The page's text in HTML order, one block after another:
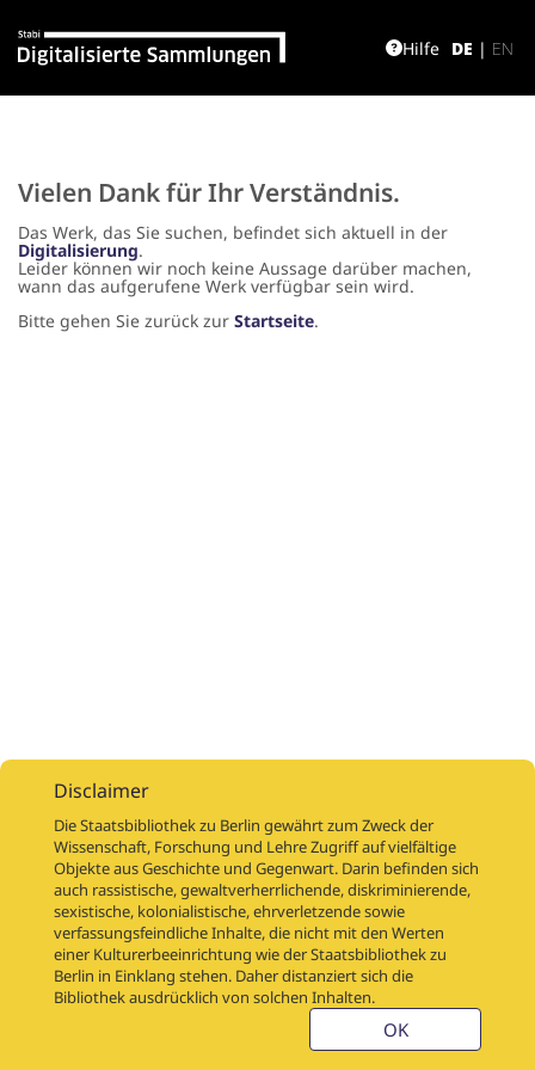
DE | EN
Hilfe
Vielen Dank für Ihr Verständnis.
Das Werk, das Sie suchen, befindet sich aktuell in der
Digitalisierung.
Leider können wir noch keine Aussage darüber machen,
wann das aufgerufene Werk verfügbar sein wird.
Bitte gehen Sie zurück zur Startseite.
DigitalisierungsaufträgeÜberDigitalisierungsprojekteLinks
DigiworkflowWeitere digitalisierte Bestände
Kontakt
Nutzungsbedingungen
Startseite der SBB
Stabikat
Weitere Kataloge der SBB
Disclaimer
Die Staatsbibliothek zu Berlin gewährt zum Zweck der
Wissenschaft, Forschung und Lehre Zugriff auf vielfältige
Objekte aus Geschichte und Gegenwart. Darin befinden sich
auch rassistische, gewaltverherrlichende, diskriminierende,
sexistische, kolonialistische, ehrverletzende sowie
verfassungsfeindliche Inhalte, die nicht mit den Werten
einer Kulturerbeeinrichtung wie der Staatsbibliothek zu
Berlin in Einklang stehen. Daher distanziert sich die
Bibliothek ausdrücklich von solchen Inhalten.
OK